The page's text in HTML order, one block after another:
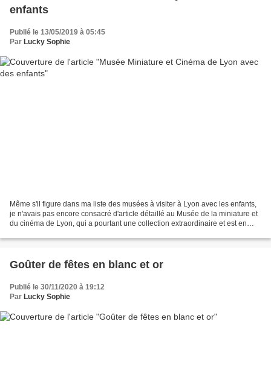
enfants
Publié le 13/05/2019 à 05:45
Par Lucky Sophie
Même s'il figure dans ma liste des musées à visiter à Lyon avec les enfants,
je n'avais pas encore consacré d'article détaillé au Musée de la miniature et
du cinéma de Lyon, qui a pourtant une collection extraordinaire et est en
Goûter de fêtes en blanc et or
Publié le 30/11/2020 à 19:12
Par Lucky Sophie